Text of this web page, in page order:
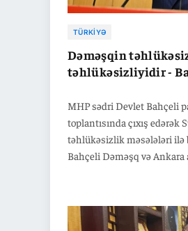
TÜRKIYƏ
Dəməşqin
təhlükəsizliyidir -
MHP sədri Devlet Bahçeli
toplantısında çıxış edərək
təhlükəsizlik məsələləri ilə
Bahçeli Dəməşq və
Suriyada baş verən son
bölgə ölkələri, həm də